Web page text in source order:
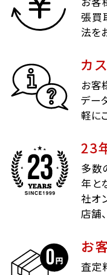
張買
法を
カ
お客
デー
軽に
23
多数
年と
社オ
店舗
お
査定